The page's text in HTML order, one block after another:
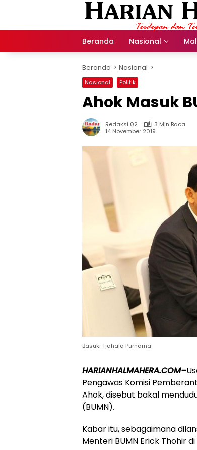
Beranda Nasional
Beranda Nasional
Nasional Politik
Ahok Masuk
Redaksi 02
3 Min Baca
14 November 2019
Basuki Tjahaja Purnama
HARIANHALMAHERA.COM–
Pengawas Komisi
Ahok, disebut bakal
(BUMN).
Kabar itu, sebagaimana
Menteri BUMN Erick Thohir